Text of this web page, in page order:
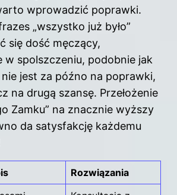
wprowadzić poprawki.
„wszystko już było”
się dość męczący,
w spolszczeniu, podobnie jak
jest za późno na poprawki,
na drugą szansę. Przełożenie
Zamku” na znacznie wyższy
da satysfakcję każdemu
Rozwiązania